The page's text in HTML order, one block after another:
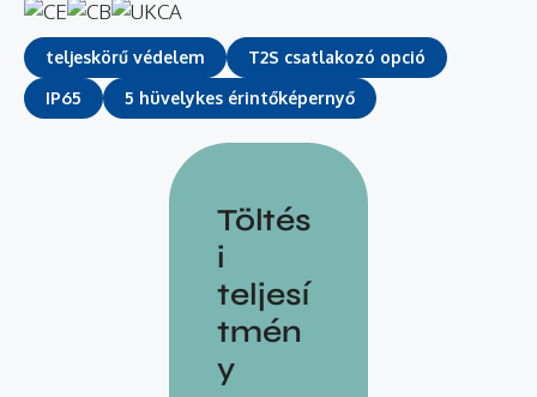
teljeskörű védelem
T2S csatlakozó opció
IP65
5 hüvelykes érintőképernyő
Töltés
i
teljesí
tmén
y